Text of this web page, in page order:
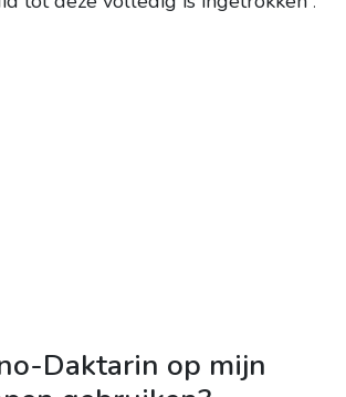
Daktarin op mijn